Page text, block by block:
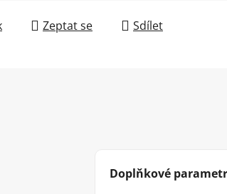
Zeptat se Sdílet
Doplňkové